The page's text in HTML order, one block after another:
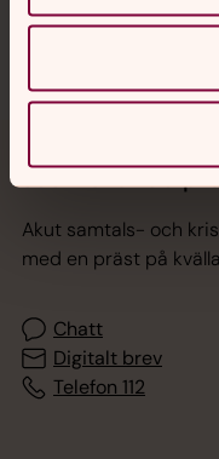
Jourhavande
Akut samtals- och
med en präst på
Chatt
Digitalt brev
Telefon 112